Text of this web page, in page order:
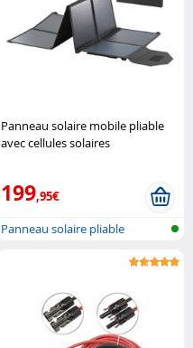
Panneau solaire mobile pliable
avec cellules solaires
199,95€
Panneau solaire pliable